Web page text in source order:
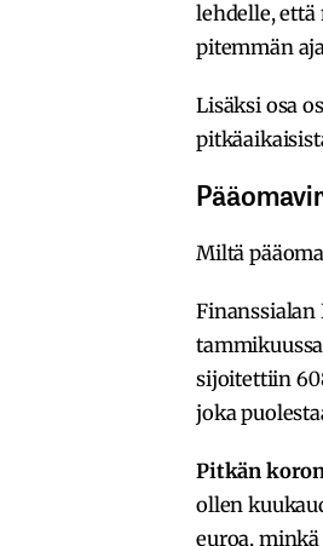
lehdelle,
pitemmän
Lisäksi osa
Miltä
sijoitettiin
joka
Pitkän
ollen
euroa,